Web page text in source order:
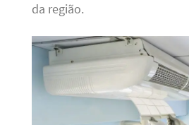
da região.